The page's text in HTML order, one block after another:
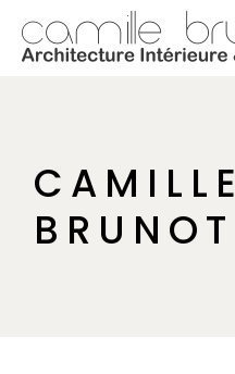
CAMILLE
BRUNOT